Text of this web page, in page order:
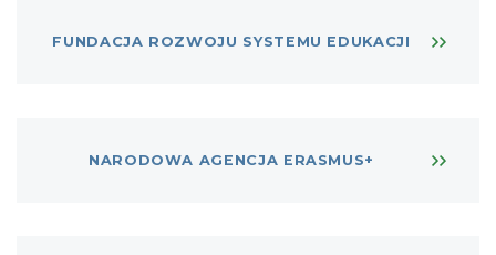
FUNDACJA ROZWOJU SYSTEMU EDUKACJI
NARODOWA AGENCJA ERASMUS+